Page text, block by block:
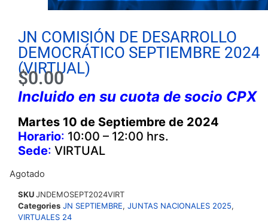
JN COMISIÓN DE DESARROLLO
DEMOCRÁTICO SEPTIEMBRE 2024
(VIRTUAL)
$0.00
Incluido en su cuota de socio CPX
Martes 10 de Septiembre de 2024
Horario: 10:00 – 12:00 hrs.
Sede: VIRTUAL
Agotado
SKUJNDEMOSEPT2024VIRT
Categories JN SEPTIEMBRE, JUNTAS NACIONALES 2025,
VIRTUALES 24